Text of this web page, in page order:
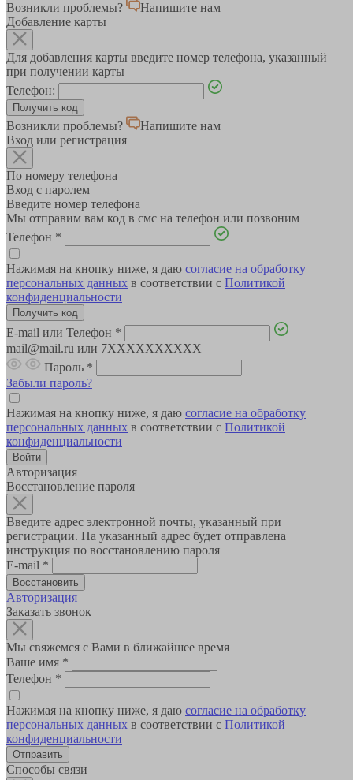
Возникли проблемы?
Напишите нам
Добавление карты
Для добавления карты введите номер телефона, указанный
при получении карты
Телефон:
Возникли проблемы?
Напишите нам
Вход или регистрация
По номеру телефона
Вход с паролем
Введите номер телефона
Мы отправим вам код в смс на телефон или позвоним
Телефон *
Нажимая на кнопку ниже, я даю согласие на обработку
персональных данных в соответствии с Политикой
конфиденциальности
E-mail или Телефон *
mail@mail.ru или 7XXXXXXXXXX
Пароль *
Забыли пароль?
Нажимая на кнопку ниже, я даю согласие на обработку
персональных данных в соответствии с Политикой
конфиденциальности
Авторизация
Восстановление пароля
Введите адрес электронной почты, указанный при
регистрации. На указанный адрес будет отправлена
инструкция по восстановлению пароля
E-mail *
Авторизация
Заказать звонок
Мы свяжемся с Вами в ближайшее время
Ваше имя *
Телефон *
Нажимая на кнопку ниже, я даю согласие на обработку
персональных данных в соответствии с Политикой
конфиденциальности
Способы связи